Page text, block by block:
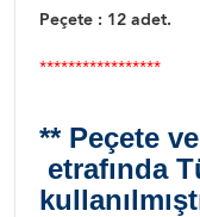
Peçete : 12 adet.
*****************
** Peçete
etrafında